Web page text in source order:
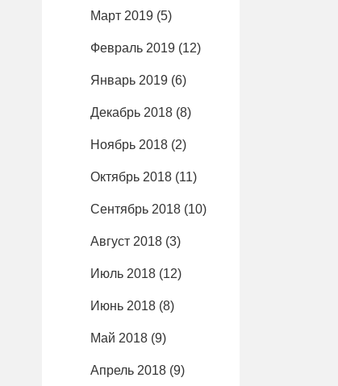
Март 2019 (5)
Февраль 2019 (12)
Январь 2019 (6)
Декабрь 2018 (8)
Ноябрь 2018 (2)
Октябрь 2018 (11)
Сентябрь 2018 (10)
Август 2018 (3)
Июль 2018 (12)
Июнь 2018 (8)
Май 2018 (9)
Апрель 2018 (9)